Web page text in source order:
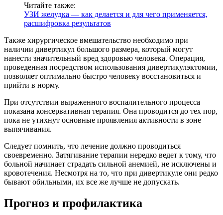
Читайте также:
УЗИ желудка — как делается и для чего применяется,
расшифровка результатов
Также хирургическое вмешательство необходимо при
наличии дивертикул большого размера, который могут
нанести значительный вред здоровью человека. Операция,
проведенная посредством использования дивертикулэктомии,
позволяет оптимально быстро человеку восстановиться и
прийти в норму.
При отсутствии выраженного воспалительного процесса
показана консервативная терапия. Она проводится до тех пор,
пока не утихнут основные проявления активности в зоне
выпячивания.
Следует помнить, что лечение должно проводиться
своевременно. Затягивание терапии нередко ведет к тому, что
больной начинает страдать сильной анемией, не исключены и
кровотечения. Несмотря на то, что при дивертикуле они редко
бывают обильными, их все же лучше не допускать.
Прогноз и профилактика